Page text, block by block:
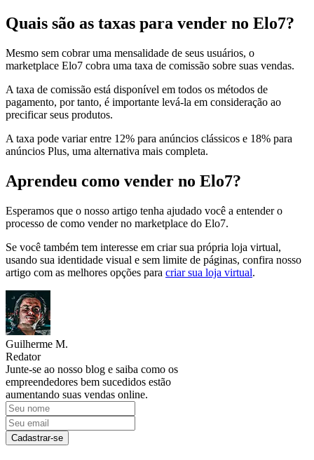
Quais são as taxas para vender no Elo7?
Mesmo sem cobrar uma mensalidade de seus usuários, o
marketplace Elo7 cobra uma taxa de comissão sobre suas vendas.
A taxa de comissão está disponível em todos os métodos de
pagamento, por tanto, é importante levá-la em consideração ao
precificar seus produtos.
A taxa pode variar entre 12% para anúncios clássicos e 18% para
anúncios Plus, uma alternativa mais completa.
Aprendeu como vender no Elo7?
Esperamos que o nosso artigo tenha ajudado você a entender o
processo de como vender no marketplace do Elo7.
Se você também tem interesse em criar sua própria loja virtual,
usando sua identidade visual e sem limite de páginas, confira nosso
artigo com as melhores opções para criar sua loja virtual.
Guilherme M.
Redator
Junte-se ao nosso blog e saiba como os
empreendedores bem sucedidos estão
aumentando suas vendas online.
Cadastrar-se